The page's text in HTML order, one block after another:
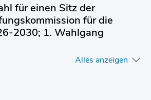
für einen Sitz der
für die
2030; 1. Wahlgang
Alles anzeigen